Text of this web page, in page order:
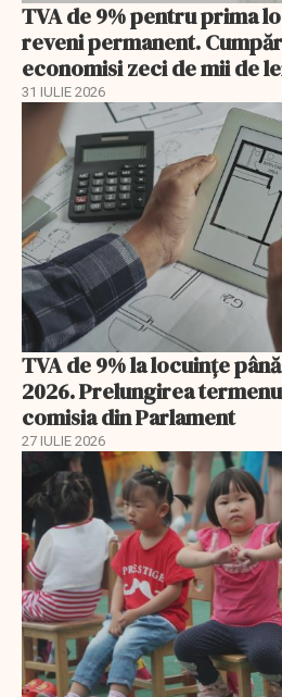
TVA de 9% pentru prima
reveni permanent.
economisi zeci de mii de
31 IULIE 2026
TVA de 9% la locuințe
2026. Prelungirea
comisia din Parlament
27 IULIE 2026